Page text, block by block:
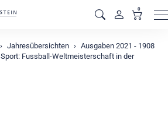
0
Jahresübersichten
Ausgaben 2021 - 1908
Sport: Fussball-Weltmeisterschaft in der